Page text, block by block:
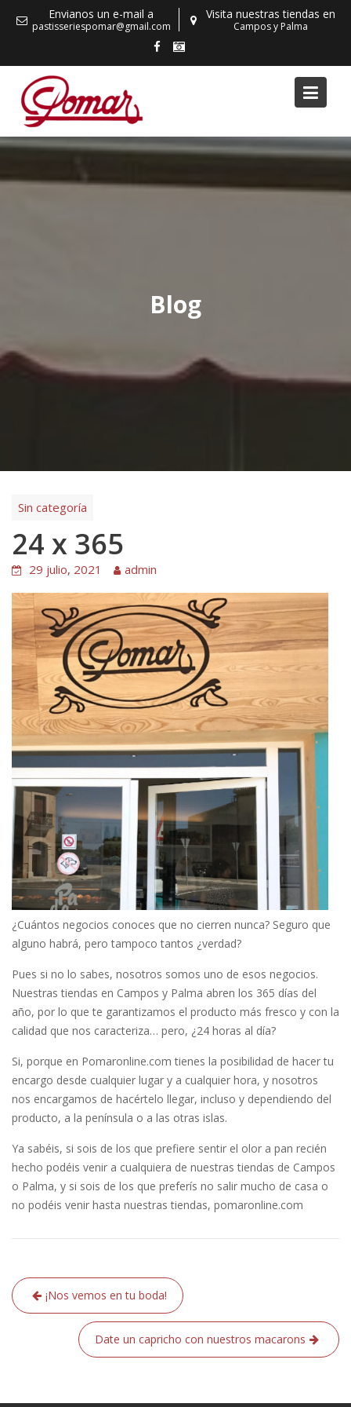
Envianos un e-mail a
pastisseriespomar@gmail.com
Visita nuestras tiendas en
Campos y Palma
Blog
Sin categoría
24 x 365
29 julio, 2021 admin
¿Cuántos negocios conoces que no cierren nunca? Seguro que
alguno habrá, pero tampoco tantos ¿verdad?
Pues si no lo sabes, nosotros somos uno de esos negocios.
Nuestras tiendas en Campos y Palma abren los 365 días del
año, por lo que te garantizamos el producto más fresco y con la
calidad que nos caracteriza… pero, ¿24 horas al día?
Si, porque en Pomaronline.com tienes la posibilidad de hacer tu
encargo desde cualquier lugar y a cualquier hora, y nosotros
nos encargamos de hacértelo llegar, incluso y dependiendo del
producto, a la península o a las otras islas.
Ya sabéis, si sois de los que prefiere sentir el olor a pan recién
hecho podéis venir a cualquiera de nuestras tiendas de Campos
o Palma, y si sois de los que preferís no salir mucho de casa o
no podéis venir hasta nuestras tiendas, pomaronline.com
Navegación
de
entradas
¡Nos vemos en tu boda!
Date un capricho con nuestros macarons